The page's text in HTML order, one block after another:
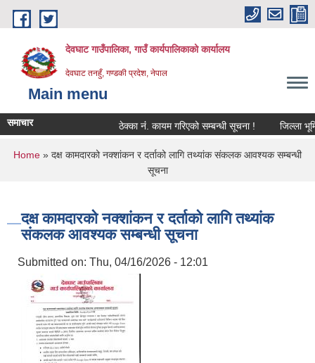
Skip to main content
देवघाट गाउँपालिका, गाउँ कार्यपालिकाको कार्यालय
देवघाट तनहुँ, गण्डकी प्रदेश, नेपाल
Main menu
समाचार ठेक्का नंं. कायम गरिएको सम्बन्धी सूचना ! जिल्ला
You are here
Home » दक्ष कामदारको नक्शांकन र दर्ताको लागि तथ्यांक संकलक आवश्यक सम्बन्धी
सूचना
दक्ष कामदारको नक्शांकन र दर्ताको लागि तथ्यांक
संकलक आवश्यक सम्बन्धी सूचना
Submitted on: Thu, 04/16/2026 - 12:01